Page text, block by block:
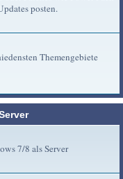
posten.
Themengebiete
7/8 als Server